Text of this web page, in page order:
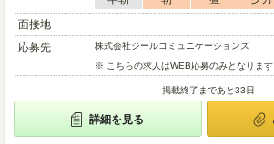
面接地
応募先
株式会社ジールコミュニケーションズ
※ こちらの求人はWEB応募のみとなります
掲載終了まであと33日
詳細を見る